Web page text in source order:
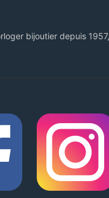
bijoutier depuis